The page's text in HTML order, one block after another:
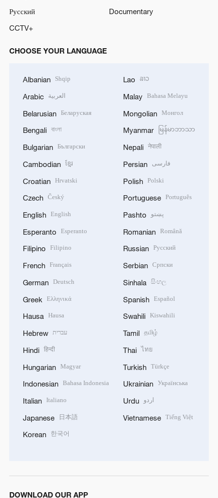
Русский
Documentary
CCTV+
CHOOSE YOUR LANGUAGE
Albanian Shqip
Arabic العربية
Belarusian Беларуская
Bengali বাংলা
Bulgarian Български
Cambodian ខ្មែរ
Croatian Hrvatski
Czech Český
English English
Esperanto Esperanto
Filipino Filipino
French Français
German Deutsch
Greek Ελληνικά
Hausa Hausa
Hebrew עברית
Hindi हिन्दी
Hungarian Magyar
Indonesian Bahasa Indonesia
Italian Italiano
Japanese 日本語
Korean 한국어
Lao ລາວ
Malay Bahasa Melayu
Mongolian Монгол
Myanmar မြန်မာဘာသာ
Nepali नेपाली
Persian فارسی
Polish Polski
Portuguese Português
Pashto پښتو
Romanian Română
Russian Русский
Serbian Српски
Sinhala සිංහල
Spanish Español
Swahili Kiswahili
Tamil தமிழ்
Thai ไทย
Turkish Türkçe
Ukrainian Українська
Urdu اردو
Vietnamese Tiếng Việt
DOWNLOAD OUR APP